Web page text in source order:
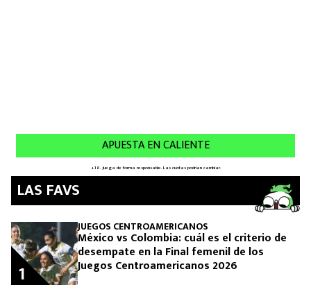
LAS FAVS
JUEGOS CENTROAMERICANOS
México vs Colombia: cuál es el criterio de
desempate en la Final femenil de los
Juegos Centroamericanos 2026
1